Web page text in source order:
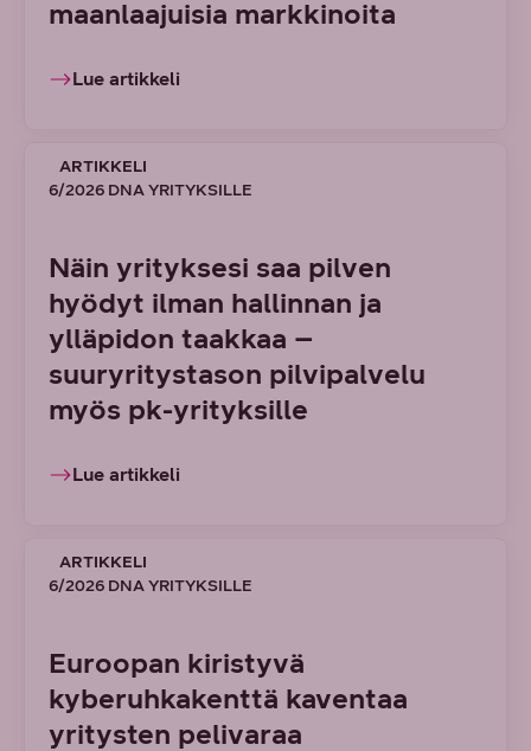
maanlaajuisia markkinoita
Lue artikkeli
ARTIKKELI
6/2026 DNA YRITYKSILLE
Näin yrityksesi saa pilven
hyödyt ilman hallinnan ja
ylläpidon taakkaa –
suuryritystason pilvipalvelu
myös pk-yrityksille
Lue artikkeli
ARTIKKELI
6/2026 DNA YRITYKSILLE
Euroopan kiristyvä
kyberuhkakenttä kaventaa
yritysten pelivaraa